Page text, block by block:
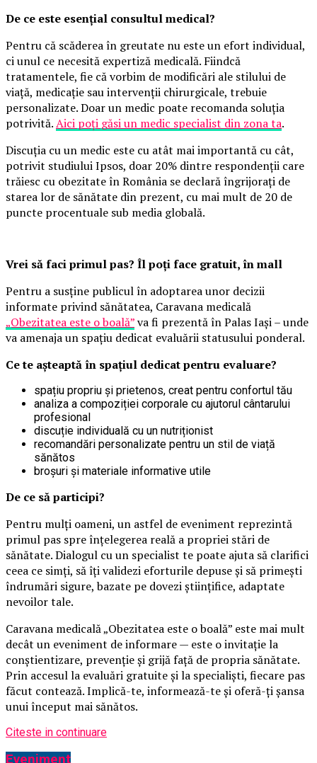
De ce este esențial consultul medical?
Pentru că scăderea în greutate nu este un efort individual,
ci unul ce necesită expertiză medicală. Fiindcă
tratamentele, fie că vorbim de modificări ale stilului de
viață, medicație sau intervenții chirurgicale, trebuie
personalizate. Doar un medic poate recomanda soluția
potrivită.Aici poți găsi un medic specialist din zona ta.
Discuția cu un medic este cu atât mai importantă cu cât,
potrivit studiului Ipsos, doar 20% dintre respondenții care
trăiesc cu obezitate în România se declară îngrijorați de
starea lor de sănătate din prezent, cu mai mult de 20 de
puncte procentuale sub media globală.
Vrei să faci primul pas? Îl poți face gratuit, în mall
Pentru a susține publicul în adoptarea unor decizii
informate privind sănătatea, Caravana medicală
„Obezitatea este o boală”va fi prezentă în Palas Iași – unde
va amenaja un spațiu dedicat evaluării statusului ponderal.
Ce te așteaptă în spațiul dedicat pentru evaluare?
spațiu propriu și prietenos, creat pentru confortul tău
analiza a compoziției corporale cu ajutorul cântarului
profesional
discuție individuală cu un nutriționist
recomandări personalizate pentru un stil de viață
sănătos
broșuri și materiale informative utile
De ce să participi?
Pentru mulți oameni, un astfel de eveniment reprezintă
primul pas spre înțelegerea reală a propriei stări de
sănătate. Dialogul cu un specialist te poate ajuta să clarifici
ceea ce simți, să îți validezi eforturile depuse și să primești
îndrumări sigure, bazate pe dovezi științifice, adaptate
nevoilor tale.
Caravana medicală „Obezitatea este o boală” este mai mult
decât un eveniment de informare — este o invitație la
conștientizare, prevenție și grijă față de propria sănătate.
Prin accesul la evaluări gratuite și la specialiști, fiecare pas
făcut contează. Implică-te, informează-te și oferă-ți șansa
unui început mai sănătos.
Citeste in continuare
Eveniment